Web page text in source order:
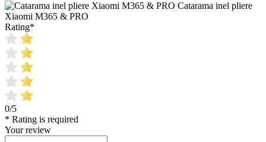
Catarama inel pliere
Xiaomi M365 & PRO
Rating*
0/5
* Rating is required
Your review